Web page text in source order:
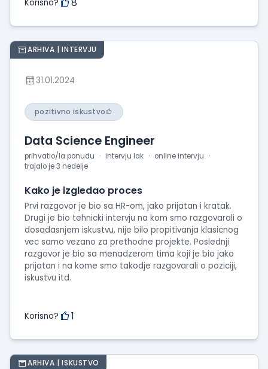
Korisno?
ARHIVA | INTERVJU
31.01.2024
pozitivno iskustvo
Data Science Engineer
prihvatio/la ponudu intervju lak
online intervju
trajalo je 3 nedelje
Kako je izgledao proces
Prvi razgovor je bio sa HR-om, jako prijatan i kratak.
Drugi je bio tehnicki intervju na kom smo razgovarali o
dosadasnjem iskustvu, nije bilo propitivanja klasicnog
vec samo vezano za prethodne projekte. Poslednji
razgovor je bio sa menadzerom tima koji je bio jako
prijatan i na kome smo takodje razgovarali o poziciji,
iskustvu itd.
Korisno? 1
ARHIVA | ISKUSTVO